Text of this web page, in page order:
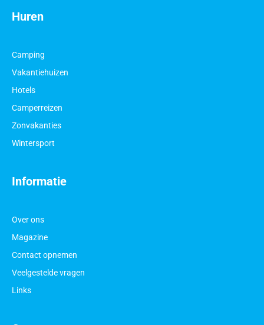
Informatie
Over ons
Magazine
Contact opnemen
Veelgestelde vragen
Links
Huren
Camping
Vakantiehuizen
Hotels
Camperreizen
Zonvakanties
Wintersport